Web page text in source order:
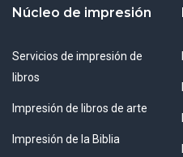
Núcleo de impresión
Servicios de impresión de
libros
Impresión de libros de arte
Impresión de la Biblia